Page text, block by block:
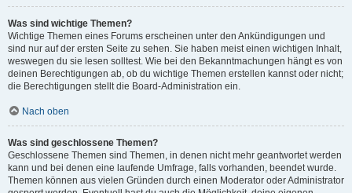
Was sind wichtige Themen?
Wichtige Themen eines Forums erscheinen unter den Ankündigungen und
sind nur auf der ersten Seite zu sehen. Sie haben meist einen wichtigen Inhalt,
weswegen du sie lesen solltest. Wie bei den Bekanntmachungen hängt es von
deinen Berechtigungen ab, ob du wichtige Themen erstellen kannst oder nicht;
die Berechtigungen stellt die Board-Administration ein.
Nach oben
Was sind geschlossene Themen?
Geschlossene Themen sind Themen, in denen nicht mehr geantwortet werden
kann und bei denen eine laufende Umfrage, falls vorhanden, beendet wurde.
Themen können aus vielen Gründen durch einen Moderator oder Administrator